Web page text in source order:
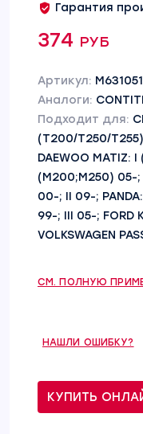
Гарантия
374 руб
Артикул:
Аналоги:
Подходит для:
(T200/T250/
DAEWOO MATIZ:
(M200;M250) 05-;
00-; II 09-;
99-; III 05-; FORD
VOLKSWAGEN
СМ. ПОЛНУЮ
НАШЛИ ОШИБКУ?
КУПИТЬ